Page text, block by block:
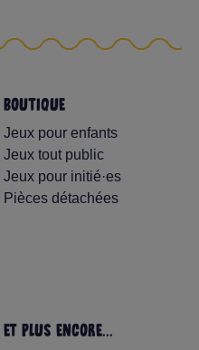
BOUTIQUE
Jeux pour enfants
Jeux tout public
Jeux pour initié·es
Pièces détachées
ET PLUS ENCORE...